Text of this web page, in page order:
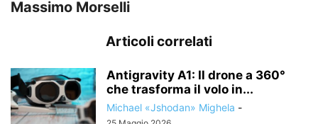
Massimo Morselli
Articoli correlati
Antigravity A1: Il drone a 360°
che trasforma il volo in...
Michael «Jshodan» Mighela -